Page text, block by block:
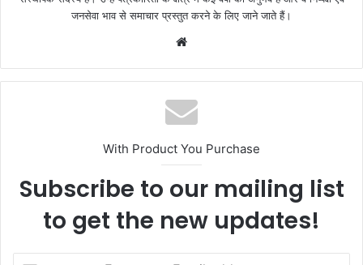
जनसेवा भाव से समाचार प्रस्तुत करने के लिए जाने जाते हैं।
With Product You Purchase
Subscribe to our mailing list
to get the new updates!